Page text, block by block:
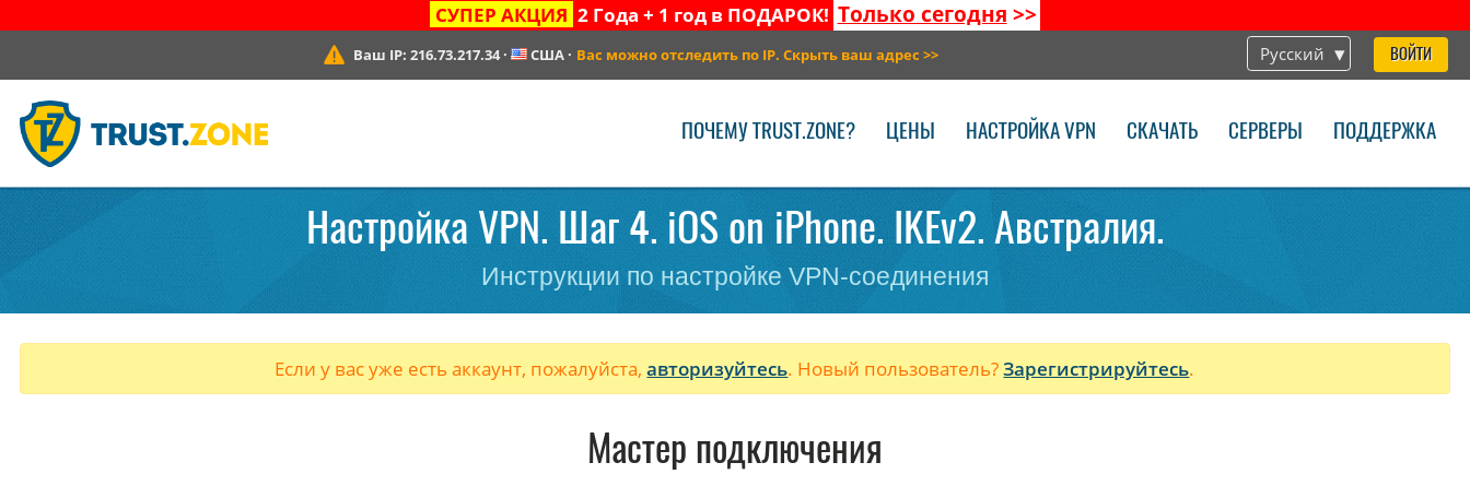
СУПЕР АКЦИЯ 2 Года + 1 год в ПОДАРОК! Только сегодня >>
Русский ВОЙТИ
Ваш IP: 216.73.217.34· США · Вас можно отследить по IP. Скрыть ваш адрес >>
ПОЧЕМУ TRUST.ZONE? ЦЕНЫ НАСТРОЙКА VPN СКАЧАТЬ СЕРВЕРЫ ПОДДЕРЖКА
Настройка VPN. Шаг 4. iOS on iPhone. IKEv2. Австралия.
Инструкции по настройке VPN-соединения
Если у вас уже есть аккаунт, пожалуйста,авторизуйтесь. Новый пользователь?Зарегистрируйтесь.
Мастер подключения